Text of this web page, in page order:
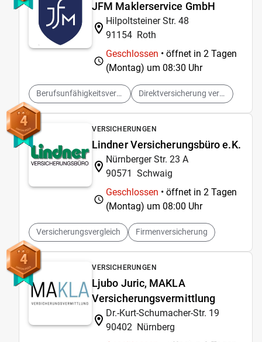
JFM Maklerservice GmbH
Hilpoltsteiner Str. 48
91154 Roth
Geschlossen • öffnet in 2 Tagen
(Montag) um 08:30 Uhr
Berufsunfähigkeitsversicherungen vermitteln Direktversicherung vermitteln
4 VERSICHERUNGEN
Lindner Versicherungsbüro e.K.
Nürnberger Str. 23 A
90571 Schwaig
Geschlossen • öffnet in 2 Tagen
(Montag) um 08:00 Uhr
Versicherungsvergleich Firmenversicherung
4 VERSICHERUNGEN
Ljubo Juric, MAKLA
Versicherungsvermittlung
Dr.-Kurt-Schumacher-Str. 19
90402 Nürnberg